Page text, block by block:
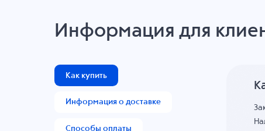
Информация для
Как купить
Информация о доставке
Способы оплаты